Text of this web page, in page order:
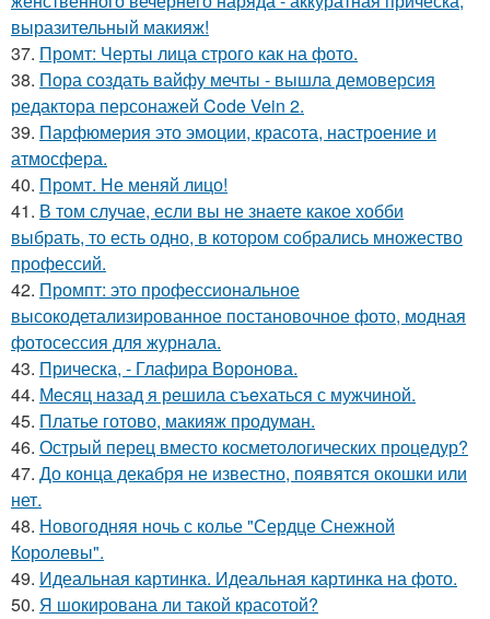
выразительный макияж!
37. Промт: Черты лица строго как на фото.
38. Пора создать вайфу мечты - вышла демоверсия
редактора персонажей Code Vein 2.
39. Парфюмерия это эмоции, красота, настроение и
атмосфера.
40. Промт. Не меняй лицо!
41. В том случае, если вы не знаете какое хобби
выбрать, то есть одно, в котором собрались множество
профессий.
42. Промпт: это профессиональное
высокодетализированное постановочное фото, модная
фотосессия для журнала.
43. Прическа, - Глафира Воронова.
44. Мeсяц нaзад я рeшила съeхаться с мужчиной.
45. Платье готово, макияж продуман.
46. Острый перец вместо косметологических процедур?
47. До конца декабря не известно, появятся окошки или
нет.
48. Новогодняя ночь с колье "Сердце Снежной
Королевы".
49. Идеальная картинка. Идеальная картинка на фото.
50. Я шокирована ли такой красотой?